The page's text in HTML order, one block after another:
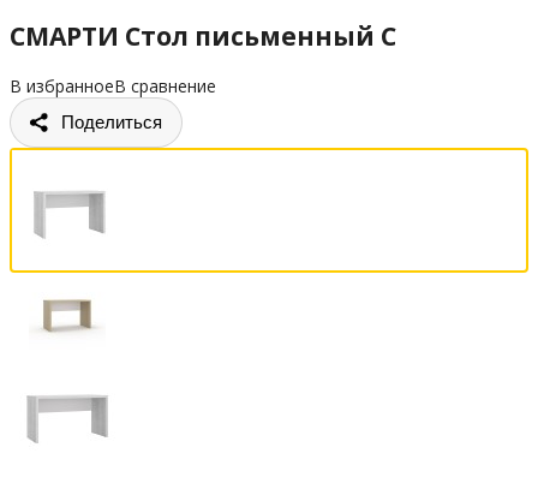
СМАРТИ Стол письменный С
В избранноеВ сравнение
Поделиться